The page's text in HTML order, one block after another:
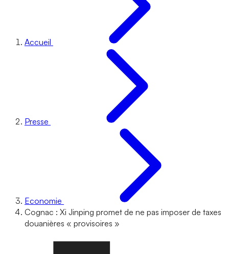
Accueil
Presse
Economie
Cognac : Xi Jinping promet de ne pas imposer de taxes
douanières « provisoires »